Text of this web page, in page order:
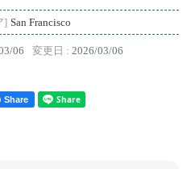
] San Francisco
06 変更日 : 2026/03/06
Share